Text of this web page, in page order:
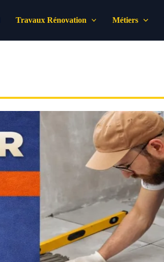
Travaux Rénovation Métiers